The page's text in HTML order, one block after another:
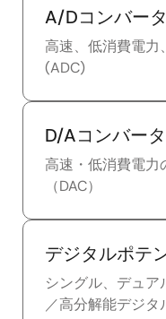
A/Dコンバー
高速、低消費電力
(ADC)
D/Aコンバータ
高速・低消費電力
（DAC）
デジタルポテ
シングル、デュ
／高分解能デジタ